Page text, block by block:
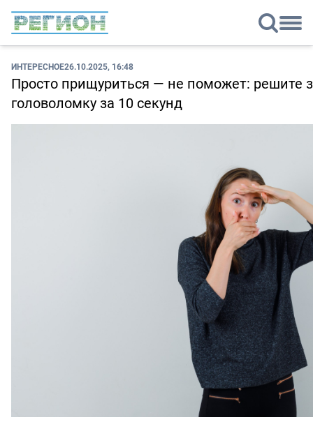
ИНТЕРЕСНОЕ26.10.2025, 16:48
Просто прищуриться — не поможет: решите
головоломку за 10 секунд